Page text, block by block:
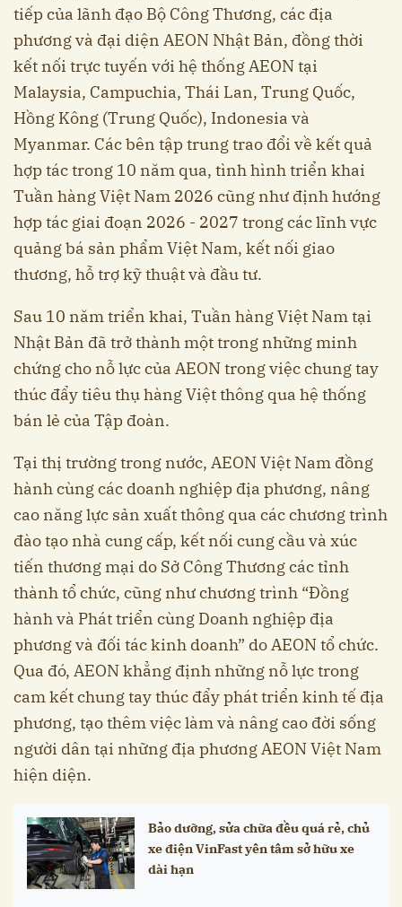
tiếp của lãnh đạo Bộ Công Thương, các địa
phương và đại diện AEON Nhật Bản, đồng thời
kết nối trực tuyến với hệ thống AEON tại
Malaysia, Campuchia, Thái Lan, Trung Quốc,
Hồng Kông (Trung Quốc), Indonesia và
Myanmar. Các bên tập trung trao đổi về kết quả
hợp tác trong 10 năm qua, tình hình triển khai
Tuần hàng Việt Nam 2026 cũng như định hướng
hợp tác giai đoạn 2026 - 2027 trong các lĩnh vực
quảng bá sản phẩm Việt Nam, kết nối giao
thương, hỗ trợ kỹ thuật và đầu tư.
Sau 10 năm triển khai, Tuần hàng Việt Nam tại
Nhật Bản đã trở thành một trong những minh
chứng cho nỗ lực của AEON trong việc chung tay
thúc đẩy tiêu thụ hàng Việt thông qua hệ thống
bán lẻ của Tập đoàn.
Tại thị trường trong nước, AEON Việt Nam đồng
hành cùng các doanh nghiệp địa phương, nâng
cao năng lực sản xuất thông qua các chương trình
đào tạo nhà cung cấp, kết nối cung cầu và xúc
tiến thương mại do Sở Công Thương các tỉnh
thành tổ chức, cũng như chương trình “Đồng
hành và Phát triển cùng Doanh nghiệp địa
phương và đối tác kinh doanh” do AEON tổ chức.
Qua đó, AEON khẳng định những nỗ lực trong
cam kết chung tay thúc đẩy phát triển kinh tế địa
phương, tạo thêm việc làm và nâng cao đời sống
người dân tại những địa phương AEON Việt Nam
hiện diện.
Bảo dưỡng, sửa chữa đều quá rẻ, chủ
xe điện VinFast yên tâm sở hữu xe
dài hạn